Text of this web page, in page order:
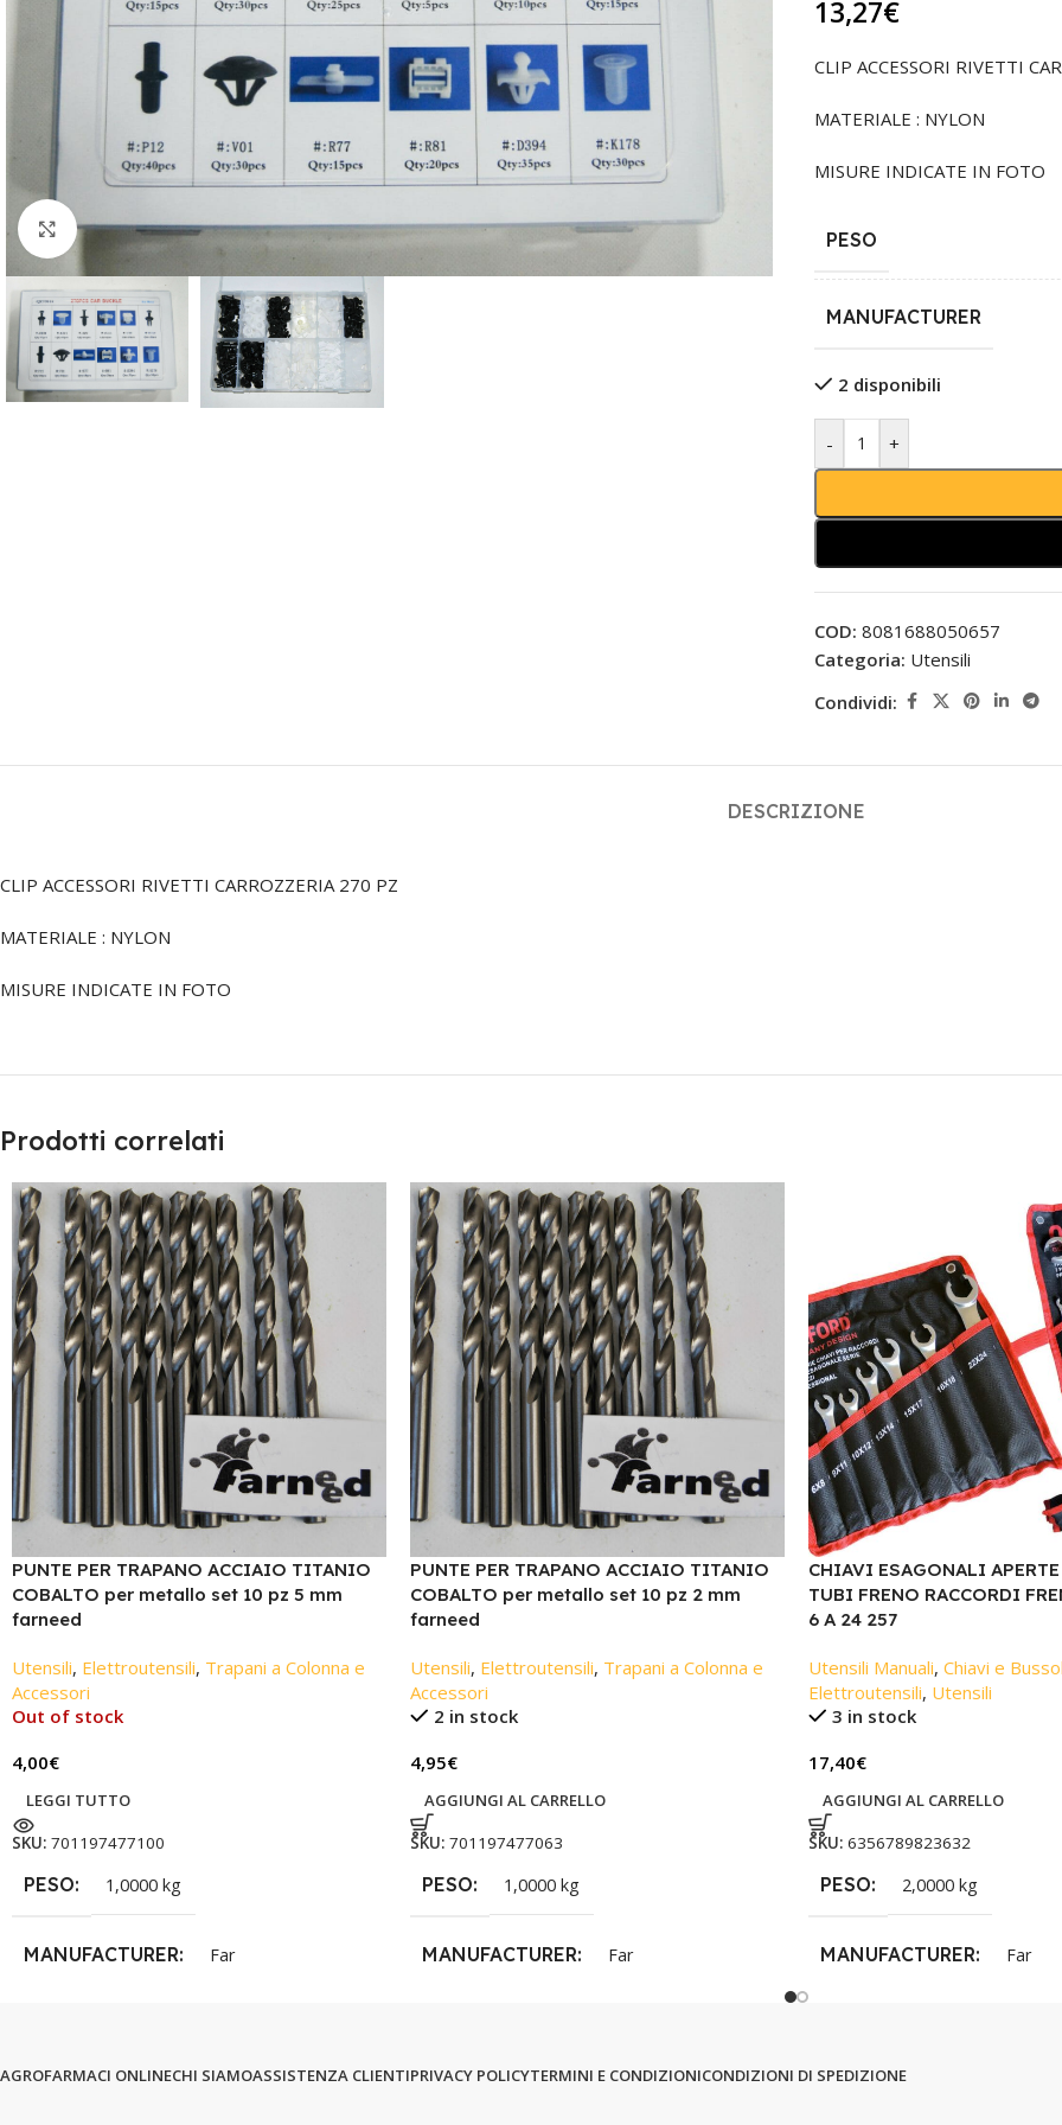
Click to enlarge
13,27€
CLIP ACCESSORI RIVETTI
MATERIALE : NYLON
MISURE INDICATE IN FOTO
PESO
MANUFACTURER
2 disponibili
- +
COD: 8081688050657
Categoria: Utensili
Condividi:
DESCRIZIONE
CLIP ACCESSORI RIVETTI CARROZZERIA 270 PZ
MATERIALE : NYLON
MISURE INDICATE IN FOTO
Prodotti correlati
PUNTE PER TRAPANO ACCIAIO TITANIO
COBALTO per metallo set 10 pz 5 mm
farneed
Utensili, Elettroutensili, Trapani a Colonna e
Accessori
Out of stock
4,00€
LEGGI TUTTO
SKU: 701197477100
PESO 1,0000 kg
MANUFACTURER Far
PUNTE PER TRAPANO ACCIAIO TITANIO
COBALTO per metallo set 10 pz 2 mm
farneed
Utensili, Elettroutensili, Trapani a Colonna e
Accessori
2 in stock
4,95€
AGGIUNGI AL CARRELLO
SKU: 701197477063
PESO 1,0000 kg
MANUFACTURER Far
CHIAVI ESAGONALI APERTE
TUBI FRENO RACCORDI
6 A 24 257
Utensili Manuali, Chiavi e
Elettroutensili, Utensili
3 in stock
17,40€
AGGIUNGI AL CARRELLO
SKU: 6356789823632
PESO 2,0000 kg
MANUFACTURER Far
AGROFARMACI ONLINECHI SIAMOASSISTENZA CLIENTIPRIVACY POLICYTERMINI E CONDIZIONICONDIZIONI DI SPEDIZIONE